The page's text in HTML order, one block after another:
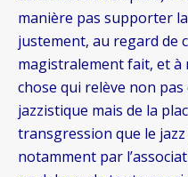
manière pas supporter la
justement, au regard de
magistralement fait, et à
chose qui relève non
jazzistique mais de la
transgression que le
notamment par